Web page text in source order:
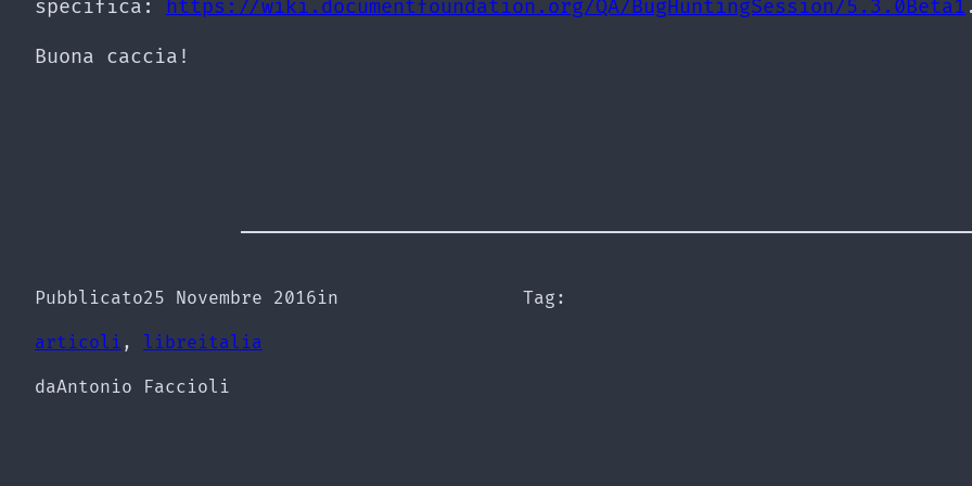
specifica: https://wiki.documentfoundation.org/QA/BugHuntingSession/5.3.0Beta1
Buona caccia!
Pubblicato25 Novembre 2016in
articoli , libreitalia
daAntonio Faccioli
Tag: